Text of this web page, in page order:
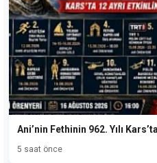
Ani’nin Fethinin 962. Yılı
5 saat önce